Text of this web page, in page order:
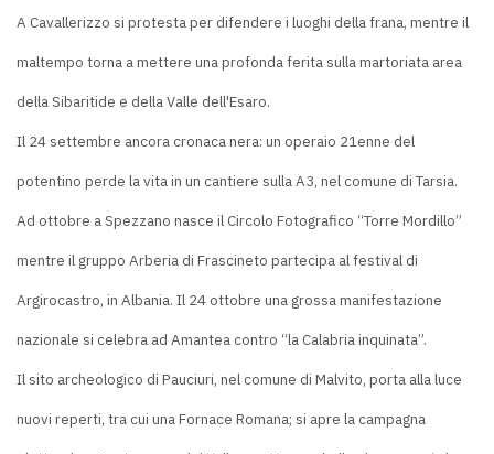
A Cavallerizzo si protesta per difendere i luoghi della frana, mentre il
maltempo torna a mettere una profonda ferita sulla martoriata area
della Sibaritide e della Valle dell'Esaro.
Il 24 settembre ancora cronaca nera: un operaio 21enne del
potentino perde la vita in un cantiere sulla A3, nel comune di Tarsia.
Ad ottobre a Spezzano nasce il Circolo Fotografico “Torre Mordillo”
mentre il gruppo Arberia di Frascineto partecipa al festival di
Argirocastro, in Albania. Il 24 ottobre una grossa manifestazione
nazionale si celebra ad Amantea contro “la Calabria inquinata”.
Il sito archeologico di Pauciuri, nel comune di Malvito, porta alla luce
nuovi reperti, tra cui una Fornace Romana; si apre la campagna